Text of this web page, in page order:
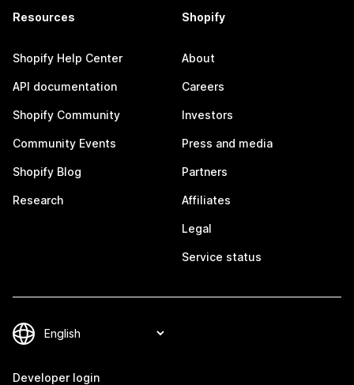
Resources
Shopify Help Center
API documentation
Shopify Community
Community Events
Shopify Blog
Research
Shopify
About
Careers
Investors
Press and media
Partners
Affiliates
Legal
Service status
Developer login